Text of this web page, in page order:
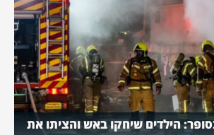
הילדים שיחקו באש והציתו את